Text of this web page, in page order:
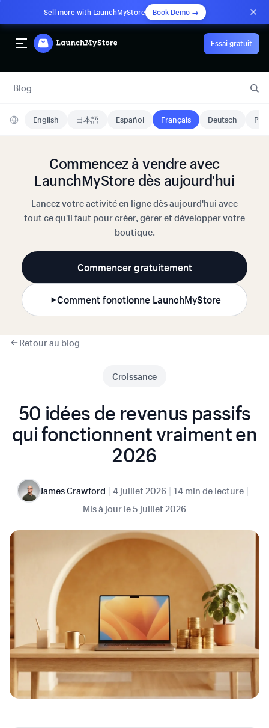
Sell more with LaunchMyStore Book Demo →
Essai gratuit
Blog
English 日本語 Español Français Deutsch
Commencez à vendre avec
LaunchMyStore dès aujourd'hui
Lancez votre activité en ligne dès aujourd'hui avec
tout ce qu'il faut pour créer, gérer et développer votre
boutique.
Commencer gratuitement
Comment fonctionne LaunchMyStore
Retour au blog
Croissance
50 idées de revenus passifs
qui fonctionnent vraiment en
2026
James Crawford | 4 juillet 2026 | 14 min de lecture |
Mis à jour le 5 juillet 2026